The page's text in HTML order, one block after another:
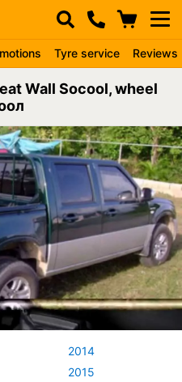
Tyre service Reviews
Wall Socool, wheel
2014
2015